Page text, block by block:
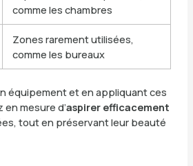
comme les chambres
Zones rarement utilisées,
comme les bureaux
équipement et en appliquant ces
mesure d’aspirer efficacement
tout en préservant leur beauté